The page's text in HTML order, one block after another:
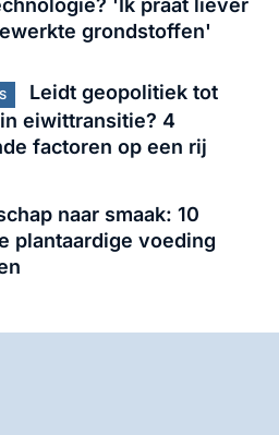
grondstoffen'
Leidt geopolitiek tot
eiwittransitie? 4
factoren op een rij
naar smaak: 10
plantaardige voeding